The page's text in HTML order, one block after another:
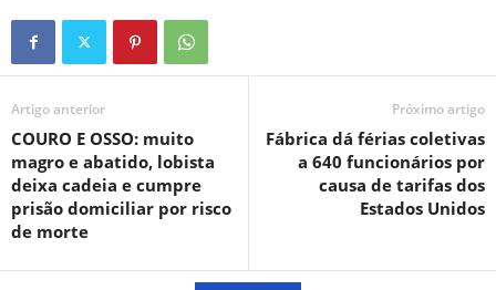
Artigo anterior
COURO E OSSO: muito
magro e abatido, lobista
deixa cadeia e cumpre
prisão domiciliar por risco
de morte
Próximo artigo
Fábrica dá férias coletivas
a 640 funcionários por
causa de tarifas dos
Estados Unidos